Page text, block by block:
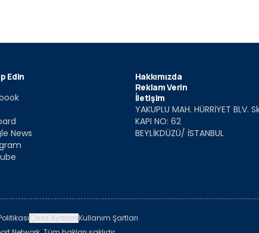
Edin
News
Hakkımızda
Reklam Verin
İletişim
YAKUPLU MAH. HÜRRİYET
KAPI NO: 62
BEYLİKDÜZÜ/ İSTANBUL
Çerez AyarlarıKullanım Şartları